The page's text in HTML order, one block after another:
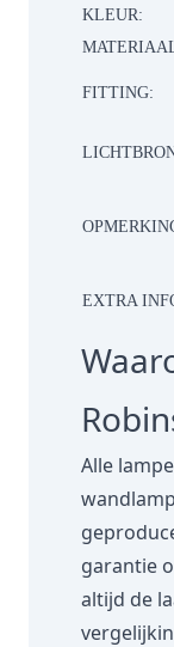
KLEUR:
FITTING:
EXTRA
Alle
garantie
altijd de